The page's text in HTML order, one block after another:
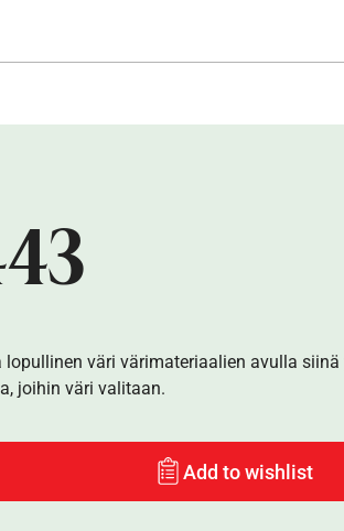
lopullinen väri värimateriaalien avulla
joihin väri valitaan.
Add to wishlist